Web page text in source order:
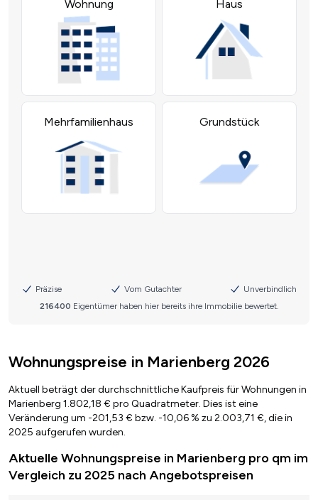
Wohnungspreise in Marienberg 2026
Aktuell beträgt der durchschnittliche Kaufpreis für Wohnungen in
Marienberg 1.802,18 € pro Quadratmeter. Dies ist eine
Veränderung um -201,53 € bzw. -10,06 % zu 2.003,71 €, die in
2025 aufgerufen wurden.
Aktuelle Wohnungspreise in Marienberg pro qm im
Vergleich zu 2025 nach Angebotspreisen